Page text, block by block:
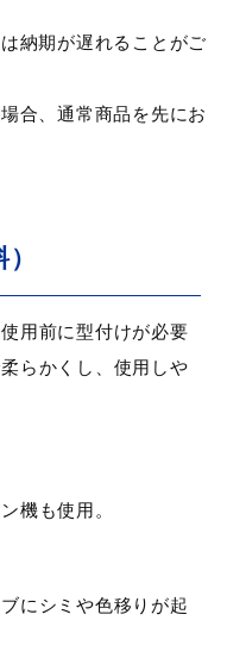
納期が遅れることがご
合、通常商品を先にお
用前に型付けが必要
らかくし、使用しや
機も使用。
にシミや色移りが起